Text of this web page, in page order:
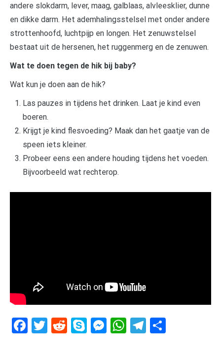
andere slokdarm, lever, maag, galblaas, alvleesklier, dunne
en dikke darm. Het ademhalingsstelsel met onder andere
strottenhoofd, luchtpijp en longen. Het zenuwstelsel
bestaat uit de hersenen, het ruggenmerg en de zenuwen.
Wat te doen tegen de hik bij baby?
Wat kun je doen aan de hik?
Las pauzes in tijdens het drinken. Laat je kind even
boeren.
Krijgt je kind flesvoeding? Maak dan het gaatje van de
speen iets kleiner.
Probeer eens een andere houding tijdens het voeden.
Bijvoorbeeld wat rechterop.
Facebook
Twitter
RedditSkypeMessenger
WhatsApp
Telegram